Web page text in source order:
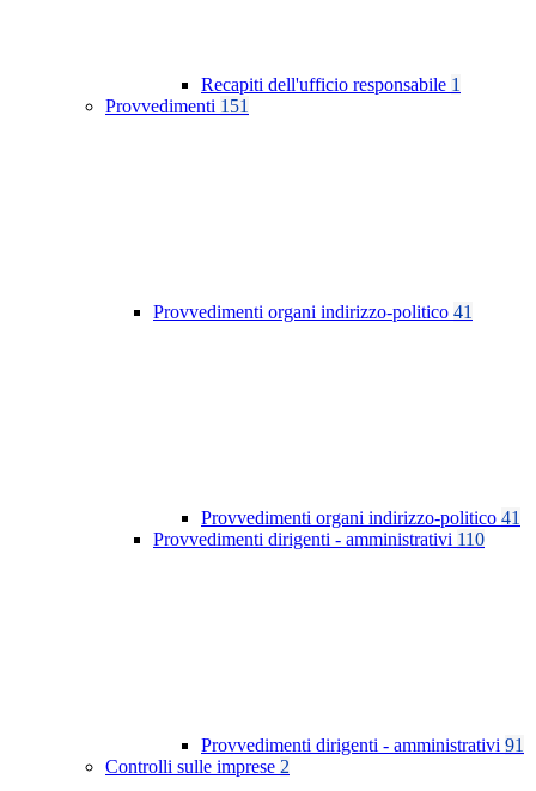
Recapiti dell'ufficio responsabile 1
Provvedimenti 151
Provvedimenti organi indirizzo-politico 41
Provvedimenti organi indirizzo-politico 41
Provvedimenti dirigenti - amministrativi 110
Provvedimenti dirigenti - amministrativi 91
Controlli sulle imprese 2